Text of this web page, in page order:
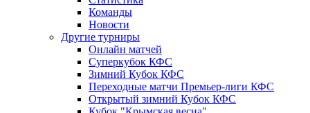
Команды
Новости
Другие турниры
Онлайн матчей
Суперкубок КФС
Зимний Кубок КФС
Переходные матчи Премьер-лиги КФС
Открытый зимний Кубок КФС